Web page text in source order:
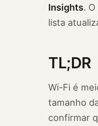
Insights.
lista
TL;DR
Wi-Fi é
tamanho
confirmar